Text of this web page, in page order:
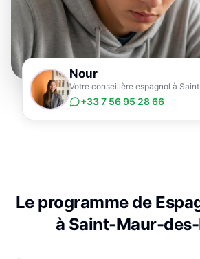
Nour
Votre conseillère espagnol à
+33 7 56 95 28 66
Le programme de
à Saint-Maur-